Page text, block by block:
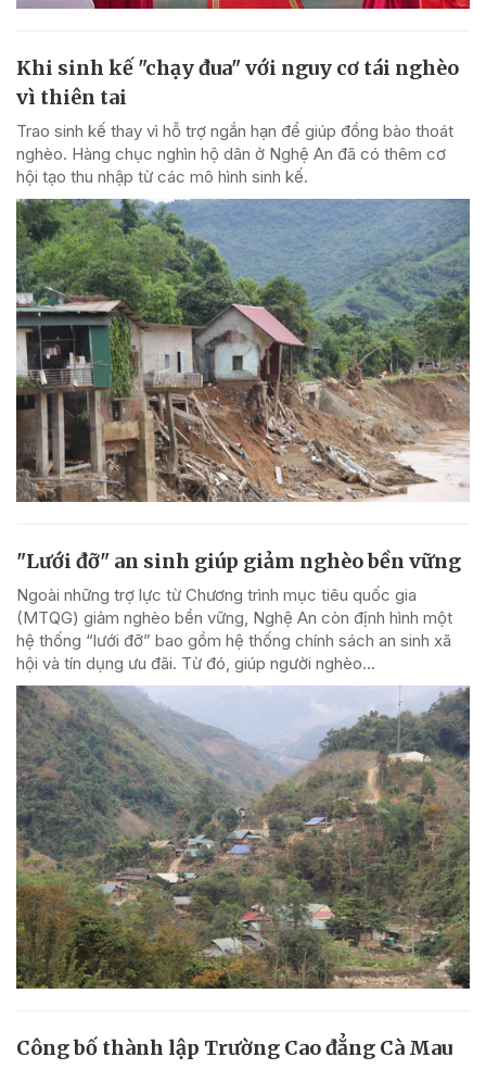
Khi sinh kế "chạy đua" với nguy cơ tái nghèo
vì thiên tai
Trao sinh kế thay vì hỗ trợ ngắn hạn để giúp đồng bào thoát
nghèo. Hàng chục nghìn hộ dân ở Nghệ An đã có thêm cơ
hội tạo thu nhập từ các mô hình sinh kế.
"Lưới đỡ" an sinh giúp giảm nghèo bền vững
Ngoài những trợ lực từ Chương trình mục tiêu quốc gia
(MTQG) giảm nghèo bền vững, Nghệ An còn định hình một
hệ thống “lưới đỡ” bao gồm hệ thống chính sách an sinh xã
hội và tín dụng ưu đãi. Từ đó, giúp người nghèo...
Công bố thành lập Trường Cao đẳng Cà Mau